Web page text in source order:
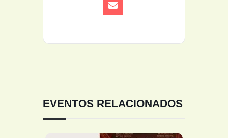
EVENTOS RELACIONADOS